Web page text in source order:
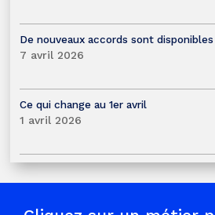
De nouveaux accords sont disponibles
7 avril 2026
Ce qui change au 1er avril
1 avril 2026